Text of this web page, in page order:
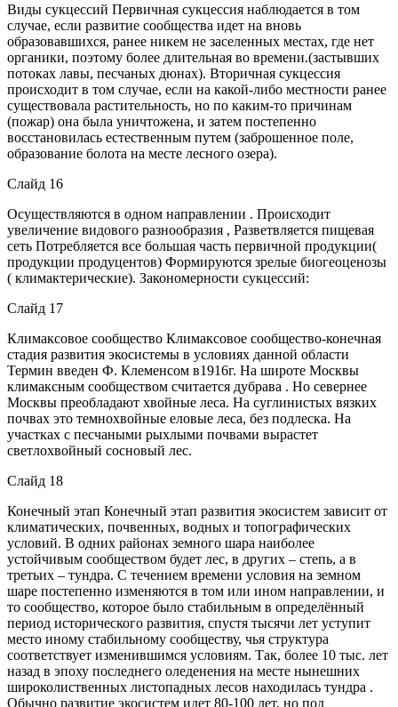
Виды сукцессий Первичная сукцессия наблюдается в том
случае, если развитие сообщества идет на вновь
образовавшихся, ранее никем не заселенных местах, где нет
органики, поэтому более длительная во времени.(застывших
потоках лавы, песчаных дюнах). Вторичная сукцессия
происходит в том случае, если на какой-либо местности ранее
существовала растительность, но по каким-то причинам
(пожар) она была уничтожена, и затем постепенно
восстановилась естественным путем (заброшенное поле,
образование болота на месте лесного озера).
Слайд 16
Осуществляются в одном направлении . Происходит
увеличение видового разнообразия , Разветвляется пищевая
сеть Потребляется все большая часть первичной продукции(
продукции продуцентов) Формируются зрелые биогеоценозы
( климактерические). Закономерности сукцессий:
Слайд 17
Климаксовое сообщество Климаксовое сообщество-конечная
стадия развития экосистемы в условиях данной области
Термин введен Ф. Клеменсом в1916г. На широте Москвы
климаксным сообществом считается дубрава . Но севернее
Москвы преобладают хвойные леса. На суглинистых вязких
почвах это темнохвойные еловые леса, без подлеска. На
участках с песчаными рыхлыми почвами вырастет
светлохвойный сосновый лес.
Слайд 18
Конечный этап Конечный этап развития экосистем зависит от
климатических, почвенных, водных и топографических
условий. В одних районах земного шара наиболее
устойчивым сообществом будет лес, в других – степь, а в
третьих – тундра. С течением времени условия на земном
шаре постепенно изменяются в том или ином направлении, и
то сообщество, которое было стабильным в определённый
период исторического развития, спустя тысячи лет уступит
место иному стабильному сообществу, чья структура
соответствует изменившимся условиям. Так, более 10 тыс. лет
назад в эпоху последнего оледенения на месте нынешних
широколиственных листопадных лесов находилась тундра .
Обычно развитие экосистем идет 80-100 лет, но под